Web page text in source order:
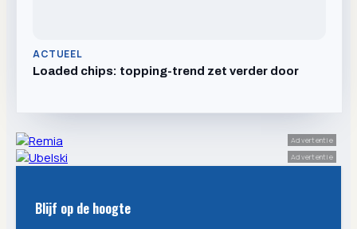
ACTUEEL
Loaded chips: topping-trend zet verder door
Advertentie
Advertentie
Blijf op de hoogte